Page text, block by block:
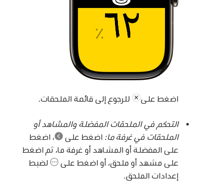
اضغط على للرجوع إلى قائمة الملحقات.
التحكم في الملحقات المفضلة والمشاهد أو
الملحقات في غرفة ما:اضغط على ،اضغط
على المفضلة أو المشاهد أو غرفة ما، ثم اضغط
على مشهد أو ملحق، أو اضغط على
لضبط
إعدادات الملحق.